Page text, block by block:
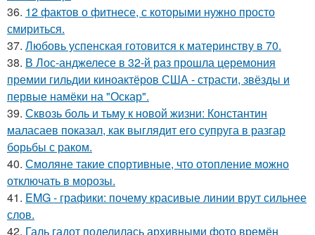
36. 12 фактов о фитнесе, с которыми нужно просто
смириться.
37. Любовь успенская готовится к материнству в 70.
38. В Лос-анджелесе в 32-й раз прошла церемония
премии гильдии киноактёров США - страсти, звёзды и
первые намёки на "Оскар".
39. Сквозь боль и тьму к новой жизни: Константин
маласаев показал, как выглядит его супруга в разгар
борьбы с раком.
40. Смоляне такие спортивные, что отопление можно
отключать в морозы.
41. EMG - графики: почему красивые линии врут сильнее
слов.
42. Галь гадот поделилась архивными фото времён